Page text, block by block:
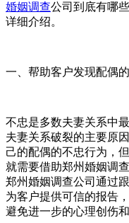
婚姻调查公司到底有哪
详细介绍。
一、帮助客户发现配偶
不忠是多数夫妻关系中
夫妻关系破裂的主要原
己的配偶的不忠行为，
就需要借助郑州婚姻调
郑州婚姻调查公司通过
为客户提供可信的报告
避免进一步的心理创伤和